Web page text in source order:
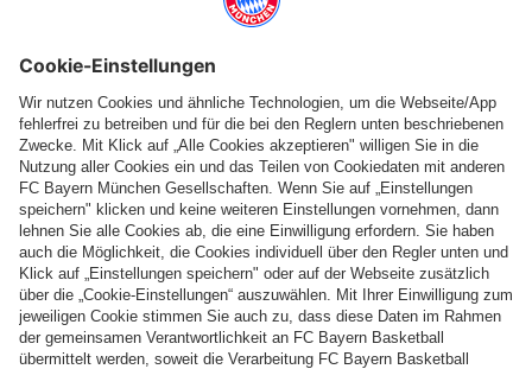
Folge uns
Zahlung & Lieferung
FC Bayern Store App